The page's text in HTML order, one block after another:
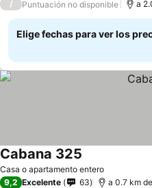
/ Puntuación no disponible a
Elige fechas para ver los
Casa o apartamento entero
Cabana 325
9,2 Excelente 63 a 0.7 km